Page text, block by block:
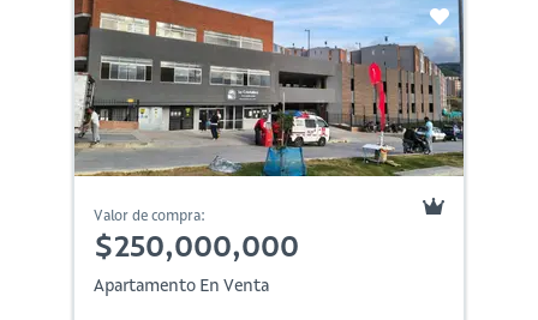
Valor de compra:
$250,000,000
Apartamento En Venta